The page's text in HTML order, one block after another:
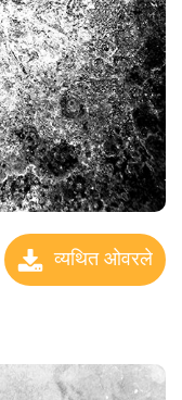
व्यथित ओवरले